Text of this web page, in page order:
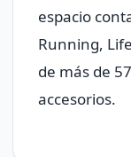
espacio
Running,
de más de
accesorios.